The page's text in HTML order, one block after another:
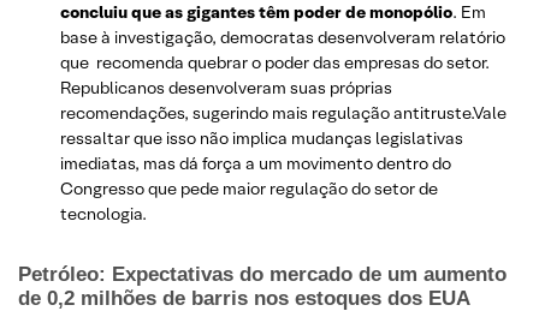
concluiu que as gigantes têm poder de monopólio. Em
base à investigação, democratas desenvolveram relatório
que recomenda quebrar o poder das empresas do setor.
Republicanos desenvolveram suas próprias
recomendações, sugerindo mais regulação antitruste.Vale
ressaltar que isso não implica mudanças legislativas
imediatas, mas dá força a um movimento dentro do
Congresso que pede maior regulação do setor de
tecnologia.
Petróleo: Expectativas do mercado de um aumento
de 0,2 milhões de barris nos estoques dos EUA